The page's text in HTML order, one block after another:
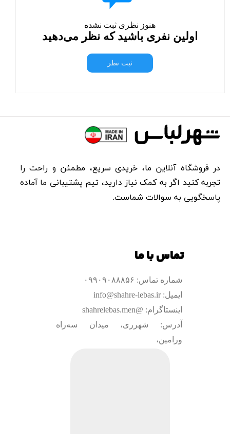
هنوز نظری ثبت نشده
اولین نفری باشید که نظر می‌دهید
ثبت نظر
تماس با ما
شماره تماس: ۰۹۹۰۹۰۸۸۸۵۶
ایمیل: info@shahre-lebas.ir
اینستاگرام: @shahrelebas.men
آدرس: شهرری، میدان سه‌راه
ورامین،
در فروشگاه آنلاین ما، خریدی سریع، مطمئن و راحت را
تجربه کنید اگر به کمک نیاز دارید، تیم پشتیبانی ما آماده
پاسخگویی به سوالات شماست.​​​​​​​